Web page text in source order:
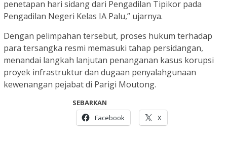
penetapan hari sidang dari Pengadilan Tipikor pada
Pengadilan Negeri Kelas IA Palu,” ujarnya.
Dengan pelimpahan tersebut, proses hukum terhadap
para tersangka resmi memasuki tahap persidangan,
menandai langkah lanjutan penanganan kasus korupsi
proyek infrastruktur dan dugaan penyalahgunaan
kewenangan pejabat di Parigi Moutong.
SEBARKAN
Facebook
X